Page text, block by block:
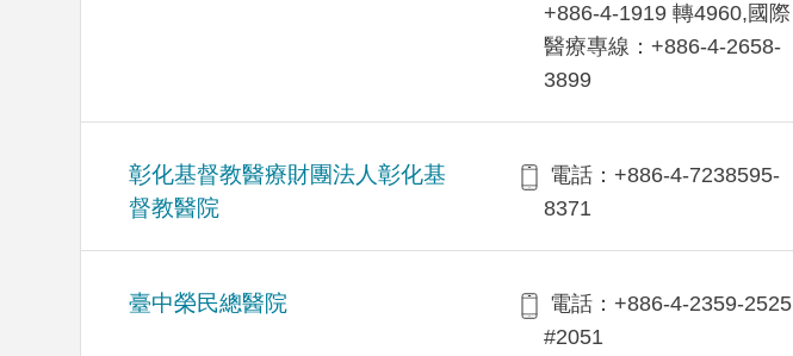
+886-4-1919 轉4960,國際
醫療專線：+886-4-2658-
3899
彰化基督教醫療財團法人彰化基
督教醫院
電話：+886-4-7238595-
8371
臺中榮民總醫院
電話：+886-4-2359-2525
#2051